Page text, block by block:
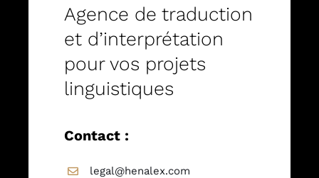
Agence de traduction
et d’interprétation
pour vos projets
linguistiques
Contact :
legal@henalex.com